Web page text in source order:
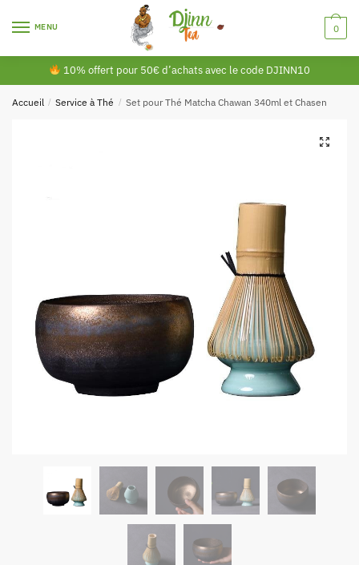
MENU 0
10% offert pour 50€ d’achats avec le code DJINN10
Accueil / Service à Thé / Set pour Thé Matcha Chawan 340ml et Chasen